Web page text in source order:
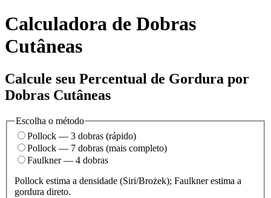
Calculadora de Dobras
Cutâneas
Calcule seu Percentual de Gordura por
Dobras Cutâneas
Escolha o método
Pollock — 3 dobras (rápido)
Pollock — 7 dobras (mais completo)
Faulkner — 4 dobras
Pollock estima a densidade (Siri/Brożek); Faulkner estima a
gordura direto.